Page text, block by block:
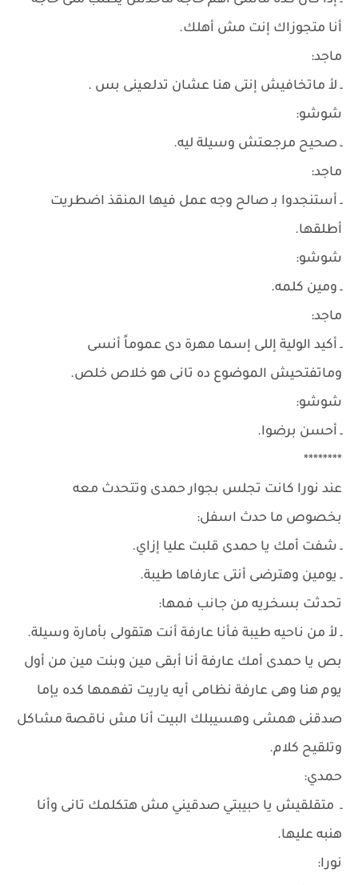
أنا متجوزاك إنت مش أهلك.
ماجد:
ـ لأ ماتخافيش إنتى هنا عشان تدلعينى بس .
شوشو:
ـ صحيح مرجعتش وسيلة ليه.
ماجد:
ـ أستنجدوا بـ صالح وجه عمل فيها المنقذ اضطريت
أطلقها.
شوشو:
ـ ومين كلمه.
ماجد:
ـ أكيد الولية إللى إسما مهرة دى عموماً أنسى
وماتفتحيش الموضوع ده تانى هو خلاص خلص.
شوشو:
ـ أحسن برضوا.
********
عند نورا كانت تجلس بجوار حمدى وتتحدث معه
بخصوص ما حدث اسفل:
ـ شفت أمك يا حمدى قلبت عليا إزاي.
ـ يومين وهترضى أنتى عارفاها طيبة.
تحدثت بسخريه من جانب فمها:
ـ لأ من ناحيه طيبة فأنا عارفة أنت هتقولى بأمارة وسيلة.
بص يا حمدى أمك عارفة أنا أبقى مين وبنت مين من أول
يوم هنا وهى عارفة نظامى أيه ياريت تفهمها كده يإما
صدقنى همشى وهسيبلك البيت أنا مش ناقصة مشاكل
وتلقيح كلام.
حمدي:
ـ متقلقيش يا حبيبتي صدقيني مش هتكلمك تانى وأنا
هنبه عليها.
نورا: